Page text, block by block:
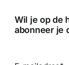
Wil je op de
abonneer je